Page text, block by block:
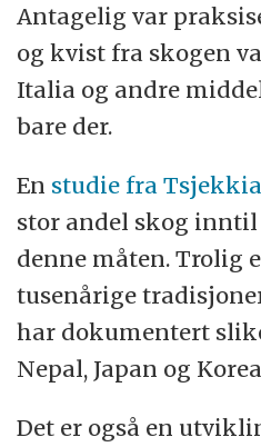
Antagelig var
og kvist fra skogen
Italia og andre
bare der.
En studie fra Tsjekkia
stor andel skog
denne måten. Trolig
tusenårige
har dokumentert
Nepal, Japan og
Det er også en